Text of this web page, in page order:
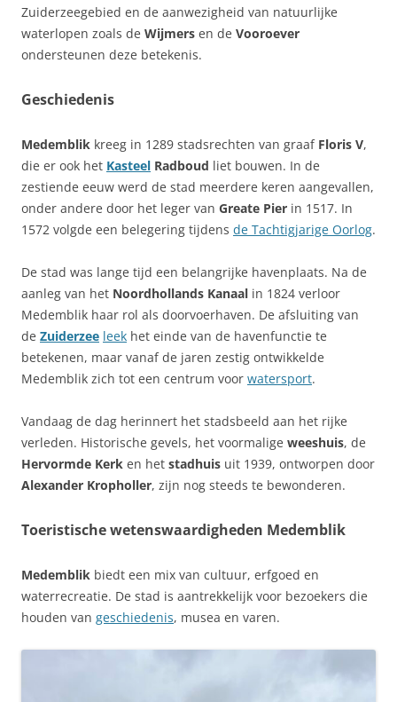
Zuiderzeegebied en de aanwezigheid van natuurlijke
waterlopen zoals de Wijmers en de Vooroever
ondersteunen deze betekenis.
Geschiedenis
Medemblik kreeg in 1289 stadsrechten van graaf Floris V,
die er ook het Kasteel Radboud liet bouwen. In de
zestiende eeuw werd de stad meerdere keren aangevallen,
onder andere door het leger van Greate Pier in 1517. In
1572 volgde een belegering tijdens de Tachtigjarige Oorlog.
De stad was lange tijd een belangrijke havenplaats. Na de
aanleg van het Noordhollands Kanaal in 1824 verloor
Medemblik haar rol als doorvoerhaven. De afsluiting van
de Zuiderzee leek het einde van de havenfunctie te
betekenen, maar vanaf de jaren zestig ontwikkelde
Medemblik zich tot een centrum voor watersport.
Vandaag de dag herinnert het stadsbeeld aan het rijke
verleden. Historische gevels, het voormalige weeshuis, de
Hervormde Kerk en het stadhuis uit 1939, ontworpen door
Alexander Kropholler, zijn nog steeds te bewonderen.
Toeristische wetenswaardigheden Medemblik
Medemblik biedt een mix van cultuur, erfgoed en
waterrecreatie. De stad is aantrekkelijk voor bezoekers die
houden van geschiedenis, musea en varen.